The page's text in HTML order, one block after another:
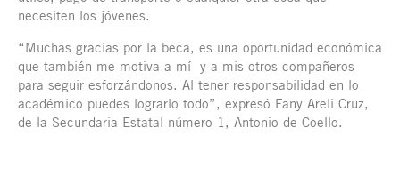
necesiten los jóvenes.
“Muchas gracias por la beca, es una oportunidad económica
que también me motiva a mí y a mis otros compañeros
para seguir esforzándonos. Al tener responsabilidad en lo
académico puedes lograrlo todo”, expresó Fany Areli Cruz,
de la Secundaria Estatal número 1, Antonio de Coello.